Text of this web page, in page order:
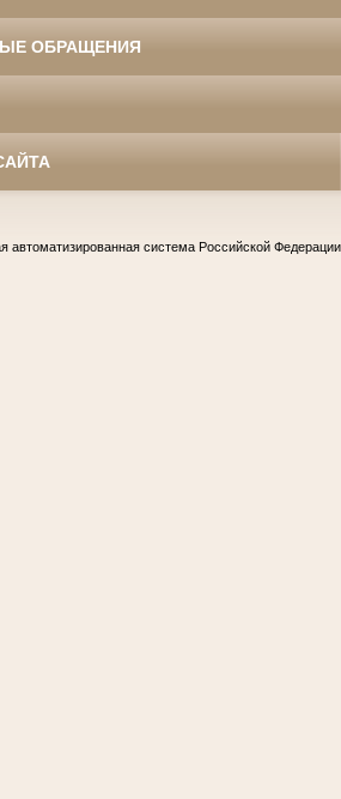
ОБРАЩЕНИЯ
автоматизированная система Российской